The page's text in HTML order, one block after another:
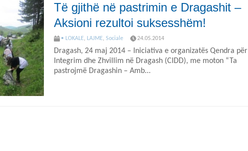
Të gjithë në pastrimin e Dragashit –
Aksioni rezultoi suksesshëm!
• LOKALE, LAJME, Sociale 24.05.2014
Dragash, 24 maj 2014 – Iniciativa e organizatës Qendra për
Integrim dhe Zhvillim në Dragash (CIDD), me moton “Ta
pastrojmë Dragashin – Amb...